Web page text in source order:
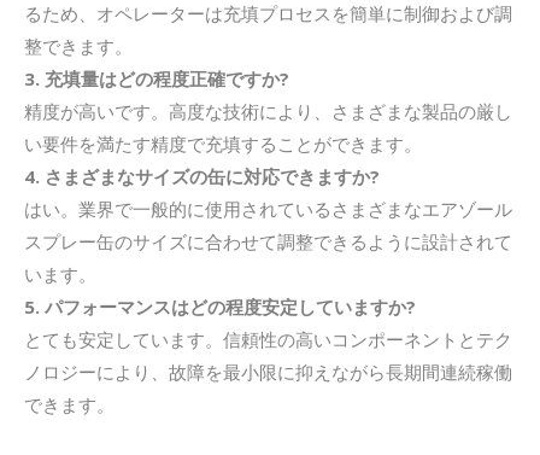
るため、オペレーターは充填プロセスを簡単に制御および調
整できます。
3. 充填量はどの程度正確ですか?
精度が高いです。高度な技術により、さまざまな製品の厳し
い要件を満たす精度で充填することができます。
4. さまざまなサイズの缶に対応できますか?
はい。業界で一般的に使用されているさまざまなエアゾール
スプレー缶のサイズに合わせて調整できるように設計されて
います。
5. パフォーマンスはどの程度安定していますか?
とても安定しています。信頼性の高いコンポーネントとテク
ノロジーにより、故障を最小限に抑えながら長期間連続稼働
できます。